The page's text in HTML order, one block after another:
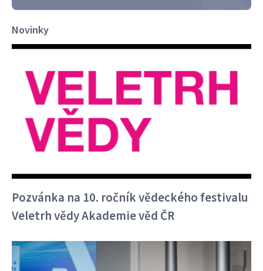
Novinky
Pozvánka na 10. ročník vědeckého festivalu
Veletrh vědy Akademie věd ČR